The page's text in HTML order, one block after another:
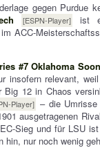
gegen Purdue
[ESPN-Player]
ist
ACC-
#7 Oklahoma
insofern relevant,
Big 12 in Chaos
Player] – die Umrisse
ausgetragenen
Sieg und für LSU
hin, nur noch wenig